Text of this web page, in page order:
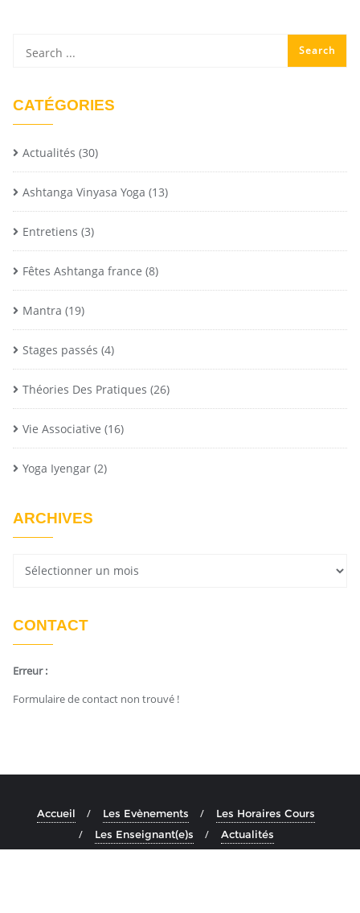
CATÉGORIES
Actualités (30)
Ashtanga Vinyasa Yoga (13)
Entretiens (3)
Fêtes Ashtanga france (8)
Mantra (19)
Stages passés (4)
Théories Des Pratiques (26)
Vie Associative (16)
Yoga Iyengar (2)
ARCHIVES
CONTACT
Erreur :
Formulaire de contact non trouvé !
Accueil Les Evènements
Les Horaires Cours
Les Enseignant(e)s
Actualités